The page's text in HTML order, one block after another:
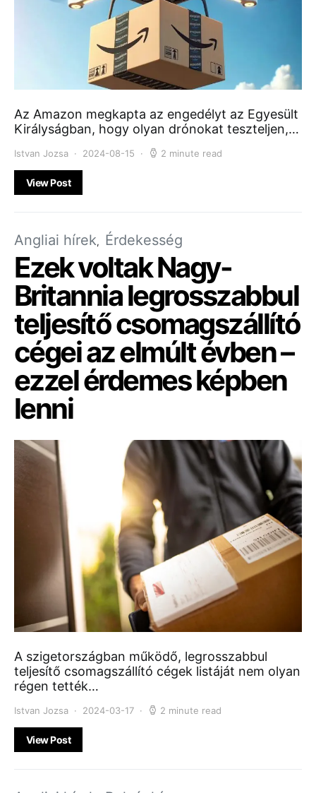
Az Amazon megkapta az engedélyt az Egyesült
Királyságban, hogy olyan drónokat teszteljen,…
Istvan Jozsa 2024-08-15 2 minute read
View Post
Angliai hírek Érdekesség
Ezek voltak Nagy-
Britannia legrosszabbul
teljesítő csomagszállító
cégei az elmúlt évben –
ezzel érdemes képben
lenni
A szigetországban működő, legrosszabbul
teljesítő csomagszállító cégek listáját nem olyan
régen tették…
Istvan Jozsa 2024-03-17 2 minute read
View Post